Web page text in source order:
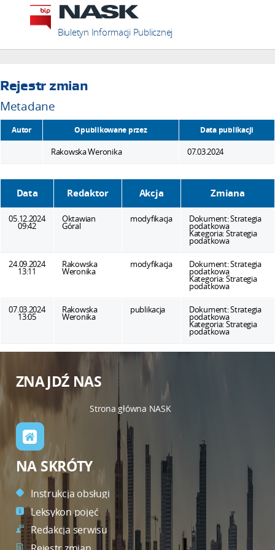
Biuletyn Informacji Publicznej
Rejestr zmian
Metadane
Autor Opublikowane przez Data publikacji
Rakowska Weronika 07.03.2024
Data Redaktor Akcja Zmiana
05.12.2024
09:42
Oktawian
Góral
modyfikacja Dokument:Strategia
podatkowa
Kategoria:Strategia
podatkowa
24.09.2024
13:11
Rakowska
Weronika
modyfikacja Dokument:Strategia
podatkowa
Kategoria:Strategia
podatkowa
07.03.2024
13:05
Rakowska
Weronika
publikacja Dokument:Strategia
podatkowa
Kategoria:Strategia
podatkowa
ZNAJDŹ NAS
Strona główna NASK
NA SKRÓTY
Instrukcja obsługi
Leksykon pojęć
Redakcja serwisu